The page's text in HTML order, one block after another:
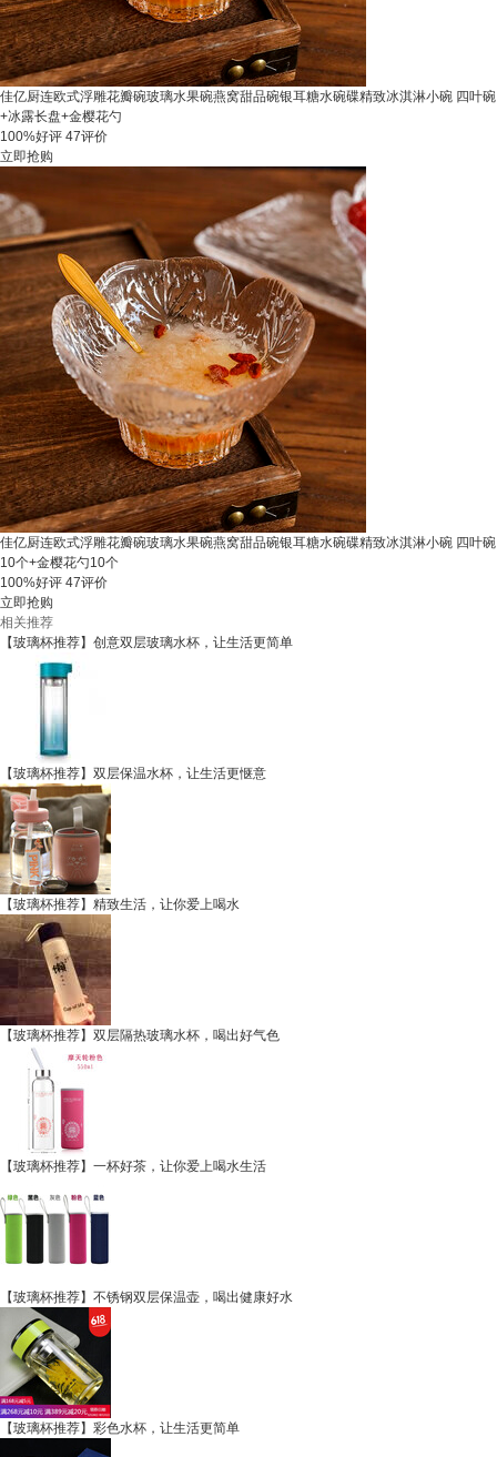
佳亿厨连欧式浮雕花瓣碗玻璃水果碗燕窝甜品碗银耳糖水碗碟精致冰淇淋小碗 四叶碗
+冰露长盘+金樱花勺
100%好评 47评价
立即抢购
佳亿厨连欧式浮雕花瓣碗玻璃水果碗燕窝甜品碗银耳糖水碗碟精致冰淇淋小碗 四叶碗
10个+金樱花勺10个
100%好评 47评价
立即抢购
相关推荐
【玻璃杯推荐】创意双层玻璃水杯，让生活更简单
【玻璃杯推荐】双层保温水杯，让生活更惬意
【玻璃杯推荐】精致生活，让你爱上喝水
【玻璃杯推荐】双层隔热玻璃水杯，喝出好气色
【玻璃杯推荐】一杯好茶，让你爱上喝水生活
【玻璃杯推荐】不锈钢双层保温壶，喝出健康好水
【玻璃杯推荐】彩色水杯，让生活更简单